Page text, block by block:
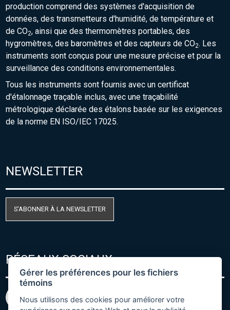
production comprend des systèmes d'acquisition de
données, des transmetteurs d'humidité, de température et
de CO2, ainsi que des thermomètres portables, des
hygromètres, des baromètres et des capteurs de CO2. Les
instruments sont conçus pour une mesure précise et pour la
surveillance des conditions environnementales.
Tous les instruments sont fournis avec un certificat
d'étalonnage traçable inclus, avec une traçabilité
métrologique déclarée des étalons basée sur les exigences
de la norme EN ISO/IEC 17025.
NEWSLETTER
S'ABONNER À LA NEWSLETTER
RÉSEAUX SOCIAUX
Gérer les préférences pour les fichiers
témoins
Nous utilisons des cookies pour améliorer votre